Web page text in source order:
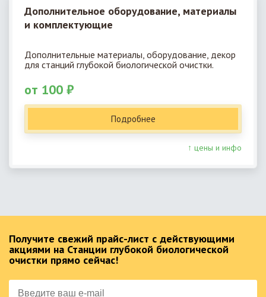
Дополнительное оборудование, материалы
и комплектующие
Дополнительные материалы, оборудование, декор
для станций глубокой биологической очистки.
от 100 ₽
Подробнее
↑ цены и инфо
Получите свежий прайс-лист с действующими
акциями на Станции глубокой биологической
очистки прямо сейчас!